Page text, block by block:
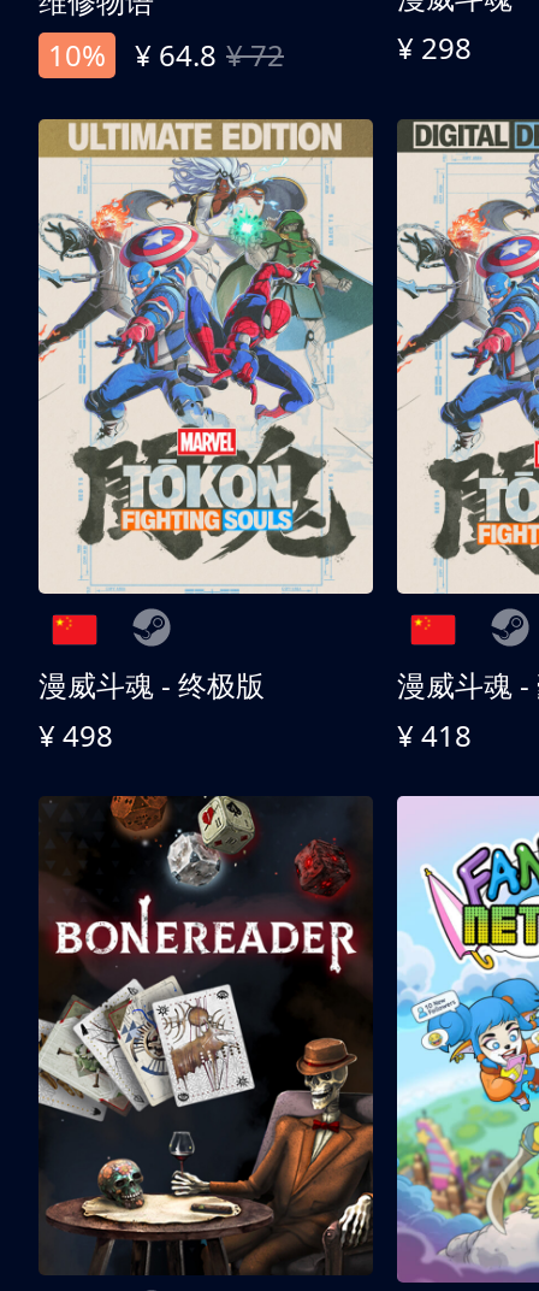
10%
¥ 64.8 ¥ 72
¥ 298
漫威斗魂 - 终极版
¥ 498
漫威斗魂 -
¥ 418